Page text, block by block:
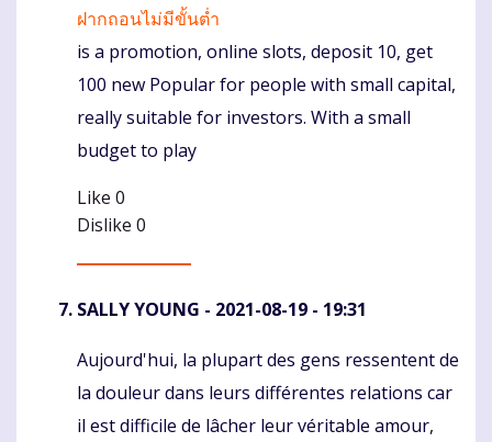
Komentaras
ฝากถอนไม่มีขั้นต่ำ
is a promotion, online slots, deposit 10, get
100 new Popular for people with small capital,
really suitable for investors. With a small
budget to play
Like 0
Dislike 0
SALLY YOUNG - 2021-08-19 - 19:31
Komentaras
Aujourd'hui, la plupart des gens ressentent de
la douleur dans leurs différentes relations car
il est difficile de lâcher leur véritable amour,